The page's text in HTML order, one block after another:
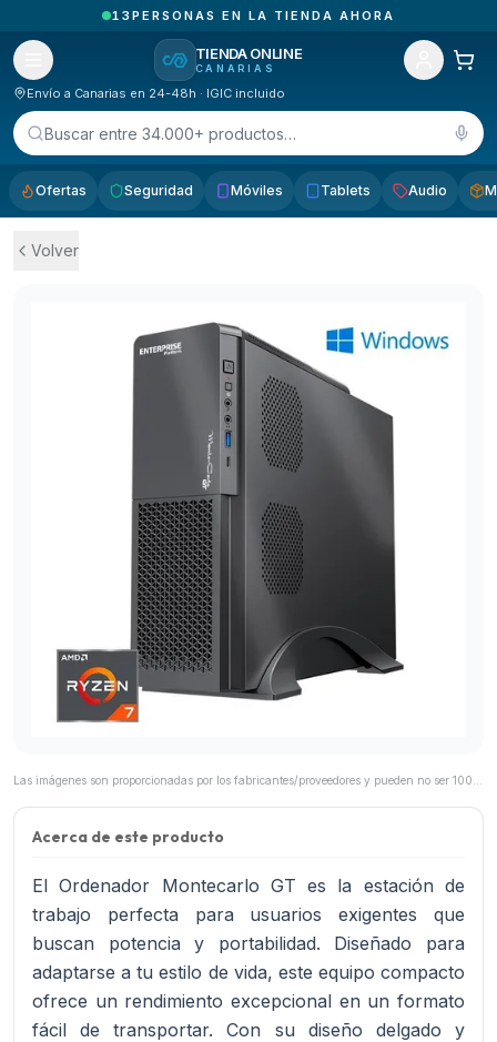
PEDIDOS RECIBIDOS HOY EN CANARIAS
TIENDA ONLINE
CANARIAS
Envío a Canarias en 24-48h · IGIC incluido
Buscar entre 34.000+ productos…
Ofertas Seguridad Móviles Tablets Audio
Volver
Acerca de este producto
El Ordenador Montecarlo GT es la estación de
trabajo perfecta para usuarios exigentes que
buscan potencia y portabilidad. Diseñado para
adaptarse a tu estilo de vida, este equipo compacto
ofrece un rendimiento excepcional en un formato
fácil de transportar. Con su diseño delgado y